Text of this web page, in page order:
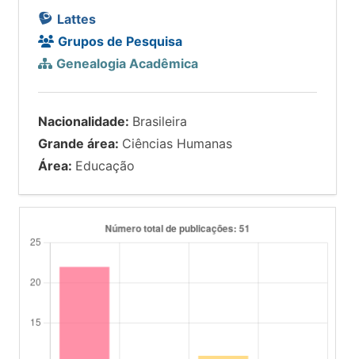
Lattes
Grupos de Pesquisa
Genealogia Acadêmica
Nacionalidade: Brasileira
Grande área: Ciências Humanas
Área: Educação